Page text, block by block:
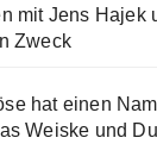
mit Jens Hajek
Zweck
hat einen
Weiske und